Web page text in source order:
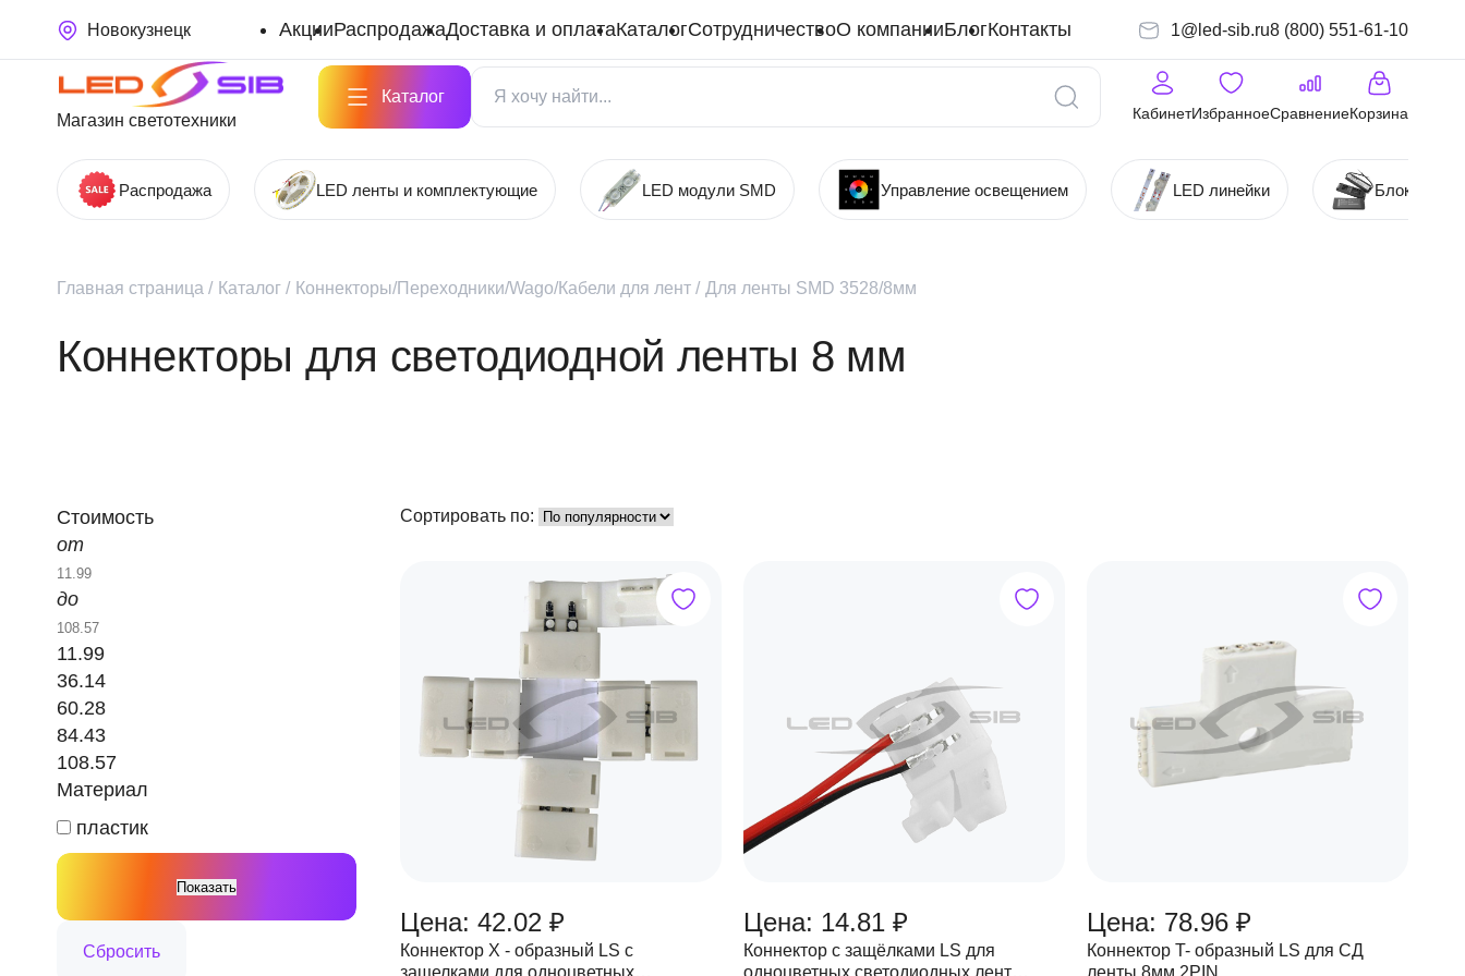
Новокузнецк АкцииРаспродажаДоставка и оплатаКаталогСотрудничествоО компанииБлогКонтакты 1@led-sib.ru8 (800) 551-61-10
Магазин светотехники
Каталог
КабинетИзбранноеСравнениеКорзина
Распродажа LED ленты и комплектующие LED модули SMD Управление освещением LED линейки Блоки
Главная страница / Каталог / Коннекторы/Переходники/Wago/Кабели для лент / Для ленты SMD 3528/8мм
Коннекторы для светодиодной ленты 8 мм
Стоимость
от
до
11.99
36.14
60.28
84.43
108.57
Материал
пластик
Сортировать по:
Цена: 42.02 ₽
Коннектор Х - образный LS с
защелками для одноцветных
Цена: 14.81 ₽
Коннектор с защёлками LS для
одноцветных светодиодных лент
Цена: 78.96 ₽
Коннектор T- образный LS для СД
ленты 8мм 2PIN